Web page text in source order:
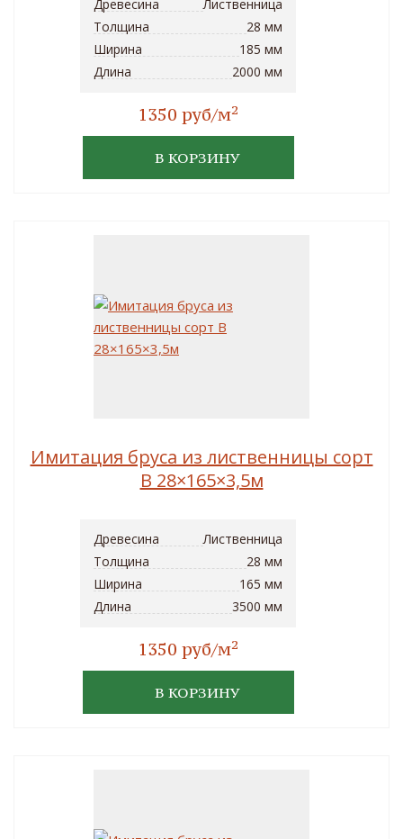
Древесина
Лиственница
Толщина
28 мм
Ширина
185 мм
Длина
2000 мм
1350 руб/м2
В КОРЗИНУ
Имитация бруса из лиственницы сорт
B 28×165×3,5м
Древесина
Лиственница
Толщина
28 мм
Ширина
165 мм
Длина
3500 мм
1350 руб/м2
В КОРЗИНУ